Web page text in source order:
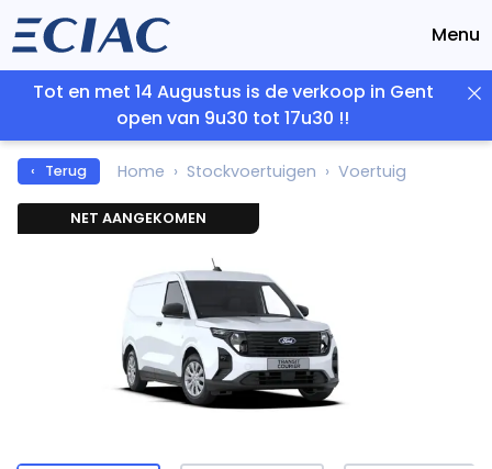
Menu
Tot en met 14 Augustus is de verkoop in Gent
open van 9u30 tot 17u30 !!
‹ Terug Home Stockvoertuigen Voertuig
NET AANGEKOMEN